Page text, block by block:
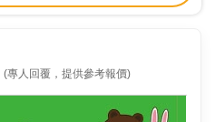
(專人回覆，提供參考報價)